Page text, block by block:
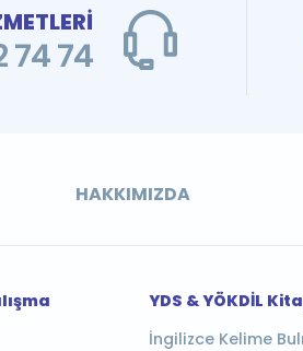
74
HAKKIMIZDA
YDS & YÖKDİL
İngilizce Kelime